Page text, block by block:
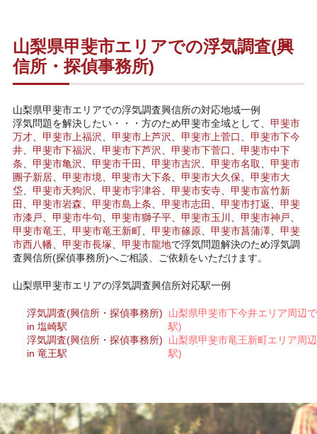
山梨県甲斐市エリアでの浮気調査(興
信所・探偵事務所)
山梨県甲斐市エリアでの浮気調査興信所の対応地域一例
浮気問題を解決したい・・・方のため甲斐市全域として、 甲斐市
万才
甲斐市上福沢 甲斐市上芦沢 甲斐市上菅口
甲斐市下今
井
甲斐市下福沢 甲斐市下芦沢 甲斐市下菅口
甲斐市中下
条
甲斐市亀沢 甲斐市千田 甲斐市吉沢 甲斐市名取
甲斐市
團子新居
甲斐市境 甲斐市大下条 甲斐市大久保
甲斐市大
垈
甲斐市天狗沢 甲斐市宇津谷 甲斐市安寺
甲斐市富竹新
田
甲斐市岩森 甲斐市島上条 甲斐市志田 甲斐市打返
甲斐
市漆戸
甲斐市牛句 甲斐市獅子平 甲斐市玉川 甲斐市神戸
甲斐市竜王
甲斐市竜王新町 甲斐市篠原 甲斐市菖蒲澤
甲斐
市西八幡
甲斐市長塚 甲斐市龍地で浮気問題解決のため浮気調
査興信所(探偵事務所)へご相談、ご依頼をいただけます。
山梨県甲斐市エリアの浮気調査興信所対応駅一例
浮気調査(興信所・探偵事務所)
in 塩崎駅
山梨県甲斐市下今井エリア周辺
駅)
浮気調査(興信所・探偵事務所)
in 竜王駅
山梨県甲斐市竜王新町エリア周
駅)